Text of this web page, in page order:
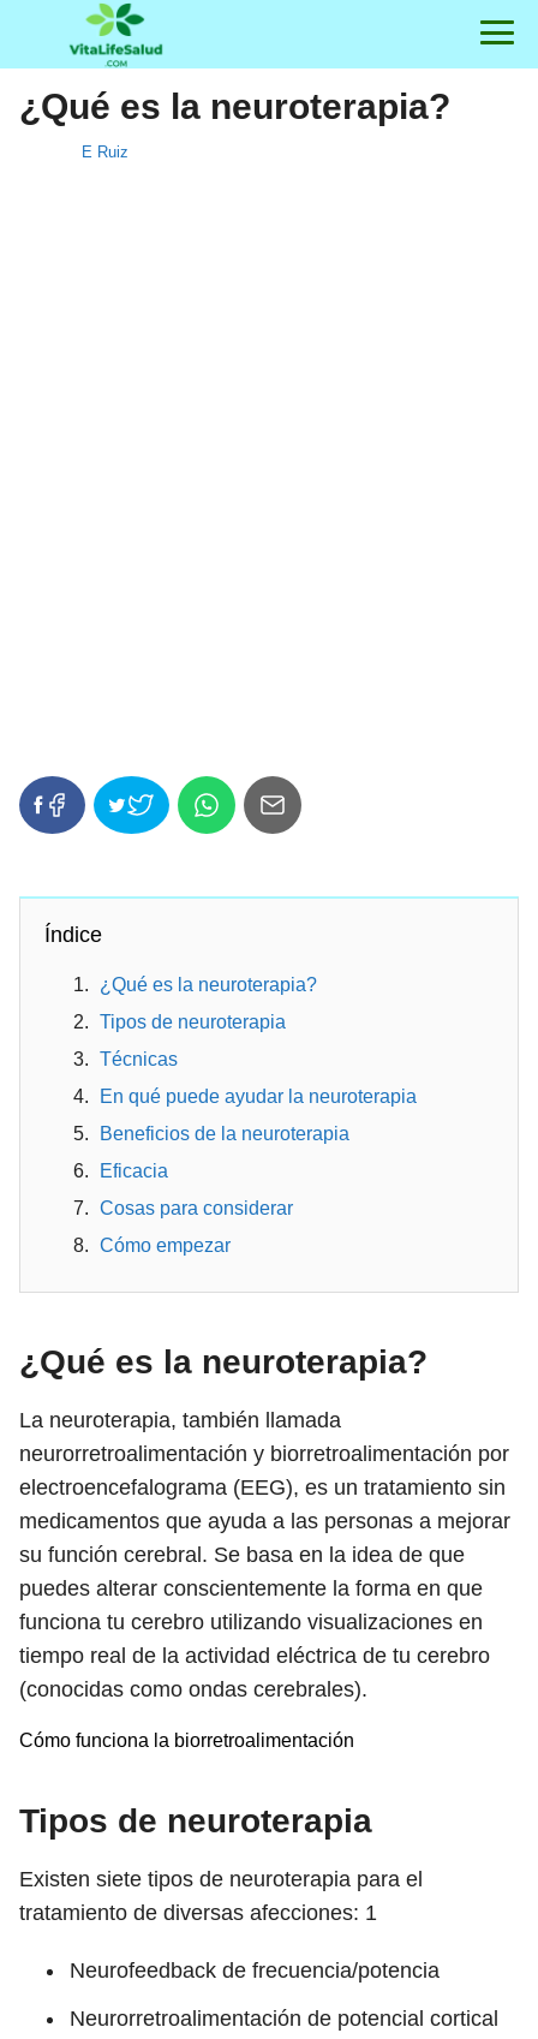
¿Qué es la neuroterapia?
E Ruiz
Índice
¿Qué es la neuroterapia?
Tipos de neuroterapia
Técnicas
En qué puede ayudar la neuroterapia
Beneficios de la neuroterapia
Eficacia
Cosas para considerar
Cómo empezar
¿Qué es la neuroterapia?
La neuroterapia, también llamada
neurorretroalimentación y biorretroalimentación por
electroencefalograma (EEG), es un tratamiento sin
medicamentos que ayuda a las personas a mejorar
su función cerebral. Se basa en la idea de que
puedes alterar conscientemente la forma en que
funciona tu cerebro utilizando visualizaciones en
tiempo real de la actividad eléctrica de tu cerebro
(conocidas como ondas cerebrales).
Cómo funciona la biorretroalimentación
Tipos de neuroterapia
Existen siete tipos de neuroterapia para el
tratamiento de diversas afecciones: 1
Neurofeedback de frecuencia/potencia
Neurorretroalimentación de potencial cortical